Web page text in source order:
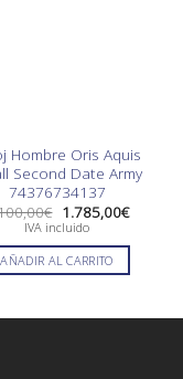
Hombre Oris Aquis
Second Date Army
74376734137
€ El
precio
original
era:
2.100,00€.
1.785,00€El
precio
es:
IVA incluido
AÑADIR AL CARRITO